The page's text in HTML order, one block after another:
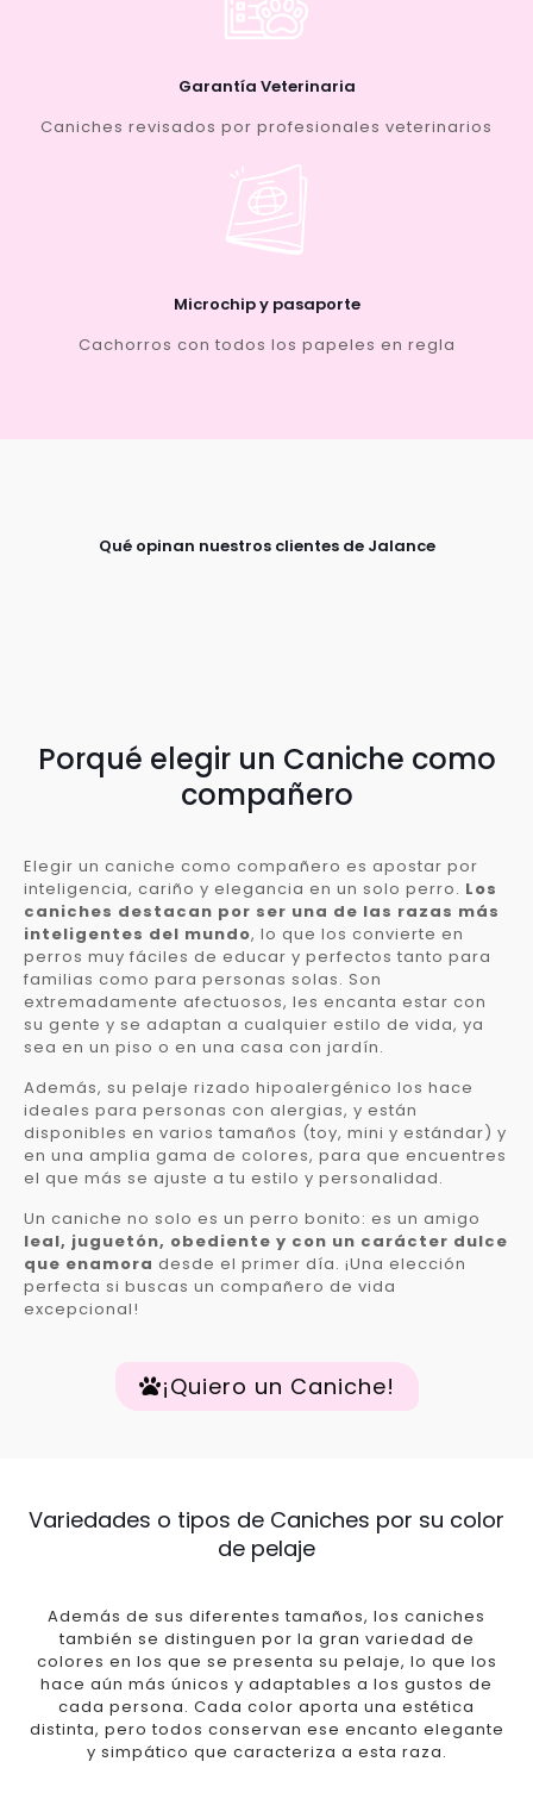
Garantía Veterinaria
Caniches revisados por profesionales veterinarios
Microchip y pasaporte
Cachorros con todos los papeles en regla
Qué opinan nuestros clientes de Jalance
Porqué elegir un Caniche como
compañero
Elegir un caniche como compañero es apostar por
inteligencia, cariño y elegancia en un solo perro. Los
caniches destacan por ser una de las razas más
inteligentes del mundo, lo que los convierte en
perros muy fáciles de educar y perfectos tanto para
familias como para personas solas. Son
extremadamente afectuosos, les encanta estar con
su gente y se adaptan a cualquier estilo de vida, ya
sea en un piso o en una casa con jardín.
Además, su pelaje rizado hipoalergénico los hace
ideales para personas con alergias, y están
disponibles en varios tamaños (toy, mini y estándar) y
en una amplia gama de colores, para que encuentres
el que más se ajuste a tu estilo y personalidad.
Un caniche no solo es un perro bonito: es un amigo
leal, juguetón, obediente y con un carácter dulce
que enamora desde el primer día. ¡Una elección
perfecta si buscas un compañero de vida
excepcional!
¡Quiero un Caniche!
Variedades o tipos de Caniches por su color
de pelaje
Además de sus diferentes tamaños, los caniches
también se distinguen por la gran variedad de
colores en los que se presenta su pelaje, lo que los
hace aún más únicos y adaptables a los gustos de
cada persona. Cada color aporta una estética
distinta, pero todos conservan ese encanto elegante
y simpático que caracteriza a esta raza.